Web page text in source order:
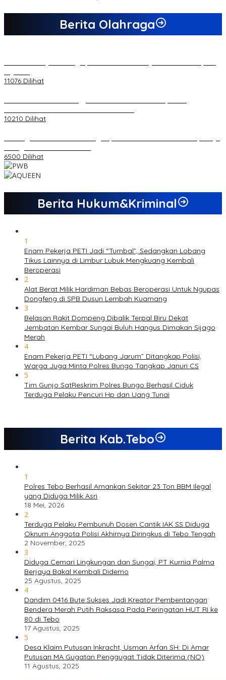
Berita Olahraga
11076 Dilihat
10210 Dilihat
6500 Dilihat
Berita Hukum&Kriminal
1
Enam Pekerja PETI Jadi “Tumbal”, Sedangkan Lobang
Tikus Lainnya di Limbur Lubuk Mengkuang Kembali
Beroperasi
2
Alat Berat Milik Hardiman Bebas Beroperasi Untuk Ngupas
Dongfeng di SPB Dusun Lembah Kuamang
3
Belasan Rakit Dompeng Dibalik Terpal Biru Dekat
Jembatan Kembar Sungai Buluh Hangus Dimakan Sijago
Merah
4
Enam Pekerja PETI “Lubang Jarum” Ditangkap Polisi,
Warga Juga Minta Polres Bungo Tangkap Januri CS
5
Tim Gunjo SatReskrim Polres Bungo Berhasil Ciduk
Terduga Pelaku Pencuri Hp dan Uang Tunai
Berita Kab.Tebo
1
Polres Tebo Berhasil Amankan Sekitar 23 Ton BBM Ilegal
yang Diduga Milik Asri
18 Mei, 2026
2
Terduga Pelaku Pembunuh Dosen Cantik IAK SS Diduga
Oknum Anggota Polisi Akhirnya Diringkus di Tebo Tengah
2 November, 2025
3
Diduga Cemari Lingkungan dan Sungai, PT Kurnia Palma
Berjaya Bakal Kembali Didemo
25 Agustus, 2025
4
Dandim 0416 Bute Sukses Jadi Kreator Pembentangan
Bendera Merah Putih Raksasa Pada Peringatan HUT RI ke
80 di Tebo
17 Agustus, 2025
5
Desa Klaim Putusan Inkracht, Usman Arfan SH: Di Amar
Putusan MA Gugatan Penggugat Tidak Diterima (NO)
11 Agustus, 2025